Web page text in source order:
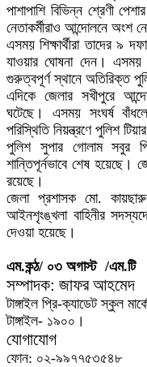
পাশাপাশি বিভিন্ন শ্রেণী
নেতাকর্মীরাও আন্দোলনে অংশ
এসময় শিক্ষার্থীরা তাদের ৯
যাওয়ার ঘোষনা দেন।
গুরুত্বপূর্ণ স্থানে অতিরিক্ত
এদিকে জেলার সখীপুরে
ঘটেছে। এসময় সংঘর্ষ
পরিস্থিতি নিয়ন্ত্রণে পুলিশ
পুলিশ সুপার গোলাম সবুর
শান্তিপূর্নভাবে শেষ হয়েছে।
রয়েছে।
জেলা প্রশাসক মো.
আইনশৃংঙ্খলা বাহিনীর
দেওয়া হয়েছে।
এম.কন্ঠ/ ০৩ অগাস্ট /এম.টি
সম্পাদক: জাফর আহমেদ
টাঙ্গাইল প্রি-ক্যাডেট স্কুল
টাঙ্গাইল- ১৯০০।
যোগাযোগ
ফোন: ০২-৯৯৭৭৫৩৫৪৮